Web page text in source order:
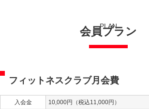
PLAN
会員プラン
フィットネスクラブ月会費
入会金 10,000円（税込11,000円）